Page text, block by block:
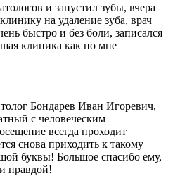
и запустил зубы, вчера
на удаление зуба, врач
быстро и без боли, записался
клиника как по мне
Бондарев Иван Игоревич,
с человеческим
всегда проходит
снова приходить к такому
буквы! Большое спасибо ему,
правдой!